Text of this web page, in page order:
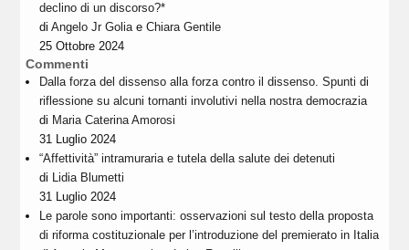
declino di un discorso?*
diAngelo Jr GoliaeChiara Gentile
25 Ottobre 2024
Commenti
Dalla forza del dissenso alla forza contro il dissenso. Spunti di
riflessione su alcuni tornanti involutivi nella nostra democrazia
di Maria Caterina Amorosi
31 Luglio 2024
“Affettività” intramuraria e tutela della salute dei detenuti
di Lidia Blumetti
31 Luglio 2024
Le parole sono importanti: osservazioni sul testo della proposta
di riforma costituzionale per l’introduzione del premierato in Italia